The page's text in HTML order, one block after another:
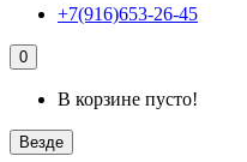
+7(916)653-26-45
0
В корзине пусто!
Везде